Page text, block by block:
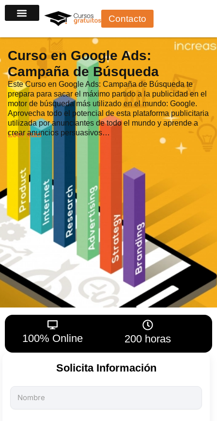
al
Contacto
Curso en Google Ads:
Campaña de Búsqueda
Este Curso en Google Ads: Campaña de Búsqueda te
prepara para sacar el máximo partido a la publicidad en el
motor de búsqueda más utilizado en el mundo: Google.
Aprovecha todo el potencial de esta plataforma publicitaria
utilizada por anunciantes de todo el mundo y aprende a
crear anuncios persuasivos…
Leer más
100% Online 200 horas
Solicita Información
Todos
los